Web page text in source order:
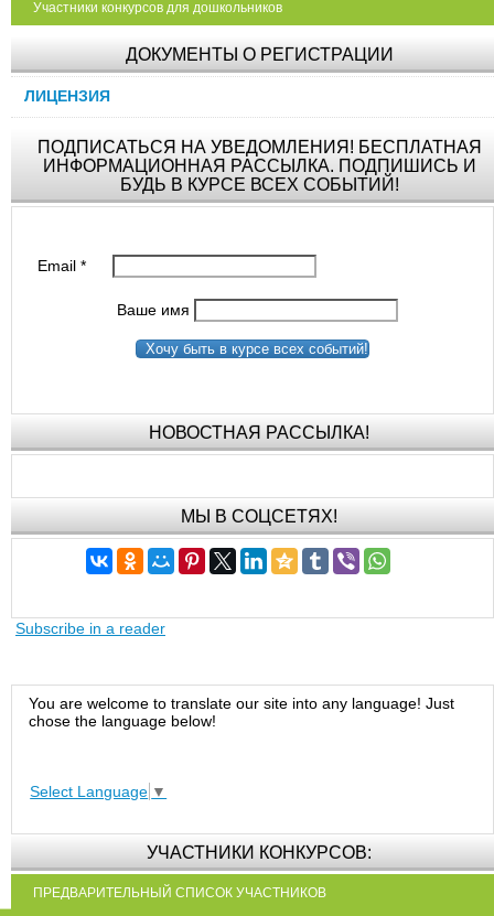
Участники конкурсов для дошкольников
ДОКУМЕНТЫ О РЕГИСТРАЦИИ
ЛИЦЕНЗИЯ
ПОДПИСАТЬСЯ НА УВЕДОМЛЕНИЯ! БЕСПЛАТНАЯ
ИНФОРМАЦИОННАЯ РАССЫЛКА. ПОДПИШИСЬ И
БУДЬ В КУРСЕ ВСЕХ СОБЫТИЙ!
Email*
Ваше имя
Хочу быть в курсе всех событий!
НОВОСТНАЯ РАССЫЛКА!
МЫ В СОЦСЕТЯХ!
Subscribe in a reader
You are welcome to translate our site into any language! Just
chose the language below!
Select Language ▼
УЧАСТНИКИ КОНКУРСОВ:
ПРЕДВАРИТЕЛЬНЫЙ СПИСОК УЧАСТНИКОВ